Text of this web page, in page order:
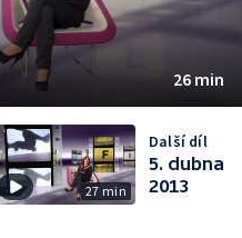
26 min
27 min
Další díl
5. dubna
2013